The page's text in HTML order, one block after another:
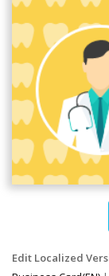
Edit Localized